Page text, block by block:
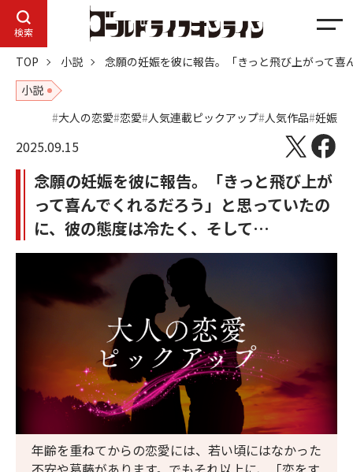
検索
メ
ニ
ュ
TOP 小説
念願の妊娠を彼に報告。「きっと飛び上がって
小説
大人の恋愛 恋愛 人気連載ピックアップ 人気作品 妊娠
2025.09.15
念願の妊娠を彼に報告。「きっと飛び上が
って喜んでくれるだろう」と思っていたの
に、彼の態度は冷たく、そして…
年齢を重ねてからの恋愛には、若い頃にはなかった